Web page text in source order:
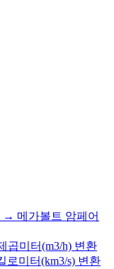
→ 메가볼트 암페어
곱미터(m3/h) 변환
로미터(km3/s) 변환